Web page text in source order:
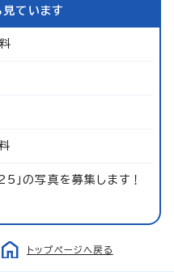
見ています
」の写真を募集します！
トップページへ戻る